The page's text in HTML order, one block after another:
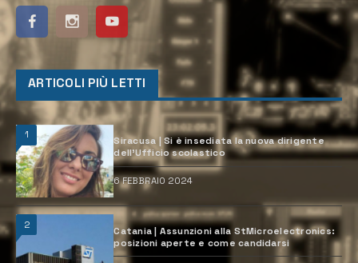
ARTICOLI PIÙ LETTI
1
Siracusa | Si è insediata la nuova dirigente
dell’Ufficio scolastico
6 FEBBRAIO 2024
2
Catania | Assunzioni alla StMicroelectronics:
posizioni aperte e come candidarsi